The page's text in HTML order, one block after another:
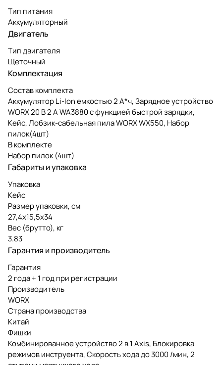
Тип питания
Аккумуляторный
Двигатель
Тип двигателя
Щеточный
Комплектация
Состав комплекта
Аккумулятор Li-Ion емкостью 2 А*ч, Зарядное устройство
WORX 20 В 2 A WA3880 с функцией быстрой зарядки,
Кейс, Лобзик-сабельная пила WORX WX550, Набор
пилок(4шт)
В комплекте
Набор пилок (4шт)
Габариты и упаковка
Упаковка
Кейс
Размер упаковки, см
27,4х15,5х34
Вес (брутто), кг
3.83
Гарантия и производитель
Гарантия
2 года + 1 год при регистрации
Производитель
WORX
Страна производства
Китай
Фишки
Комбинированное устройство 2 в 1 Axis, Блокировка
режимов инструента, Скорость хода до 3000 /мин, 2